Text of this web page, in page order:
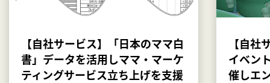
【自社サービス】「日本のママ白
書」データを活用しママ・マーケ
ティングサービス立ち上げを支援
【自社
イベン
催しエ